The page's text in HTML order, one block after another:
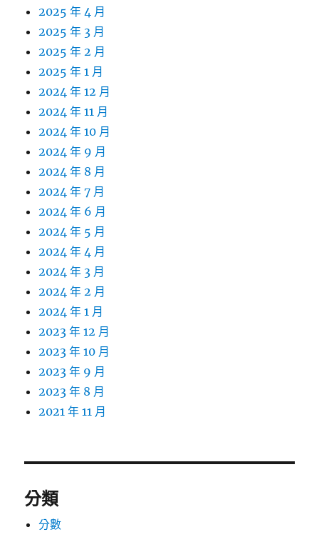
2025 年 4 月
2025 年 3 月
2025 年 2 月
2025 年 1 月
2024 年 12 月
2024 年 11 月
2024 年 10 月
2024 年 9 月
2024 年 8 月
2024 年 7 月
2024 年 6 月
2024 年 5 月
2024 年 4 月
2024 年 3 月
2024 年 2 月
2024 年 1 月
2023 年 12 月
2023 年 10 月
2023 年 9 月
2023 年 8 月
2021 年 11 月
分類
分數